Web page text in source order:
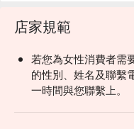
店家規範
若您為女性消費者需
的性別、姓名及聯繫
一時間與您聯繫上。